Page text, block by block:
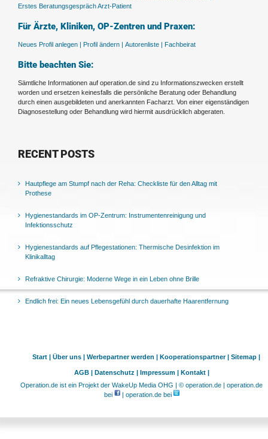
Erstes Beratungsgespräch Arzt-Patient
Für Ärzte, Kliniken, OP-Zentren und Praxen:
Neues Profil anlegen | Profil ändern | Autorenliste | Fachbeirat
Bitte beachten Sie:
Sämtliche Informationen auf operation.de sind zu Informationszwecken erstellt
worden und ersetzen keinesfalls die persönliche Beratung oder Behandlung
durch einen ausgebildeten und anerkannten Facharzt. Von einer eigenständigen
Diagnosestellung oder Behandlung wird hiermit ausdrücklich abgeraten.
RECENT POSTS
Hautpflege am Stumpf nach der Reha: Checkliste für den Alltag mit
Prothese
Hygienestandards im OP-Zentrum: Instrumentenreinigung und
Infektionsschutz
Hygienestandards auf Pflegestationen: Thermische Desinfektion im
Klinikalltag
Refraktive Chirurgie: Moderne Wege in ein Leben ohne Brille
Endlich frei: Ein neues Lebensgefühl durch dauerhafte Haarentfernung
Start | Über uns | Werbepartner werden | Kooperationspartner | Sitemap |
AGB | Datenschutz | Impressum |
Kontakt |
Operation.de ist ein Projekt der WakeUp Media OHG | © operation.de | operation.de
bei
| operation.de bei